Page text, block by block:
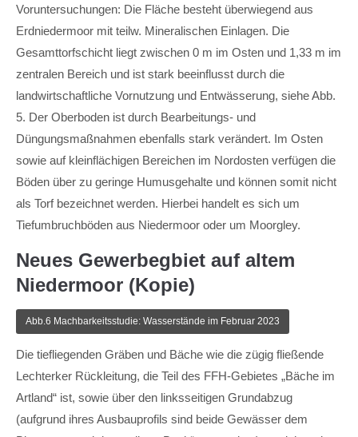
Voruntersuchungen: Die Fläche besteht überwiegend aus
Erdniedermoor mit teilw. Mineralischen Einlagen. Die
Gesamttorfschicht liegt zwischen 0 m im Osten und 1,33 m im
zentralen Bereich und ist stark beeinflusst durch die
landwirtschaftliche Vornutzung und Entwässerung, siehe Abb.
5. Der Oberboden ist durch Bearbeitungs- und
Düngungsmaßnahmen ebenfalls stark verändert. Im Osten
sowie auf kleinflächigen Bereichen im Nordosten verfügen die
Böden über zu geringe Humusgehalte und können somit nicht
als Torf bezeichnet werden. Hierbei handelt es sich um
Tiefumbruchböden aus Niedermoor oder um Moorgley.
Neues Gewerbegbiet auf altem
Niedermoor (Kopie)
Abb.6 Machbarkeitsstudie: Wasserstände im Februar 2023
Die tiefliegenden Gräben und Bäche wie die zügig fließende
Lechterker Rückleitung, die Teil des FFH-Gebietes „Bäche im
Artland“ ist, sowie über den linksseitigen Grundabzug
(aufgrund ihres Ausbauprofils sind beide Gewässer dem